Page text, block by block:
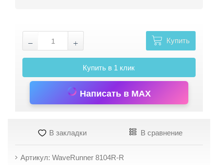
Купить
Купить в 1 клик
Написать в MAX
В закладки В сравнение
Артикул: WaveRunner 8104R-R